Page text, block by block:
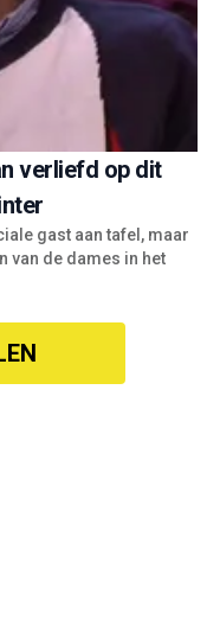
verliefd op dit
gast aan tafel, maar
van de dames in het